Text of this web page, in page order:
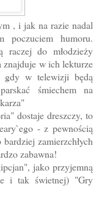
, i jak na razie nadal
poczuciem humoru.
raczej do młodzieży
znajduje w ich lekturze
gdy w telewizji będą
śmiechem na
dostaje dreszczy, to
- z pewnością
zamierzchłych
zabawna!
jako przyjemną
i tak świetnej) "Gry